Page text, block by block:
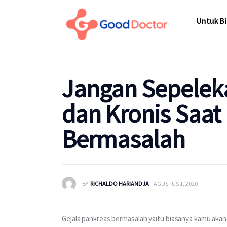
Untuk
Jangan
dan Kronis
Bermasalah
BY RICHALDO HARIANDJA AGUSTUS 1, 2020
Gejala pankreas bermasalah yaitu biasanya kamu